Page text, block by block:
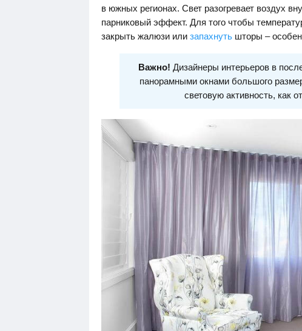
в южных регионах. Свет разогревает воздух
парниковый эффект. Для того чтобы
закрыть жалюзи или запахнуть шторы –
Важно! Дизайнеры интерьеров в
панорамными окнами большого
световую активность, как